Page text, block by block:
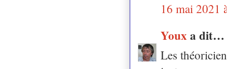
16 mai 2021
Youx a dit…
Les